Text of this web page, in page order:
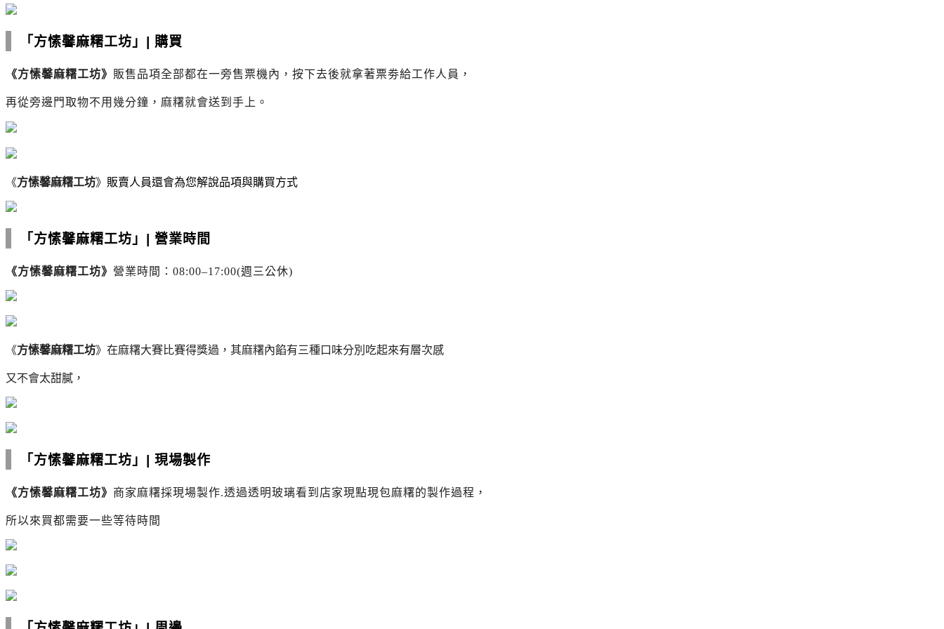
「方愫馨麻糬工坊」 | 購買
《方愫馨麻糬工坊》 販售品項全部都在一旁售票機內， 按下去後就拿著票劵給工作人員，
再從旁邊門取物不用幾分鐘，麻糬就會送到手上。
《方愫馨麻糬工坊》 販賣人員還會為您解說品項與購買方式
「方愫馨麻糬工坊」 | 營業時間
《方愫馨麻糬工坊》 營業時間： 08:00–17:00(週三公休)
《方愫馨麻糬工坊》 在麻糬大賽比賽得獎過，其麻糬內餡有三種口味分別吃起來有層次感
又不會太甜膩，
「方愫馨麻糬工坊」 | 現場製作
《方愫馨麻糬工坊》 商家麻糬採現場製作.透過透明玻璃看到店家現點現包麻糬的製作過程，
所以來買都需要一些等待時間